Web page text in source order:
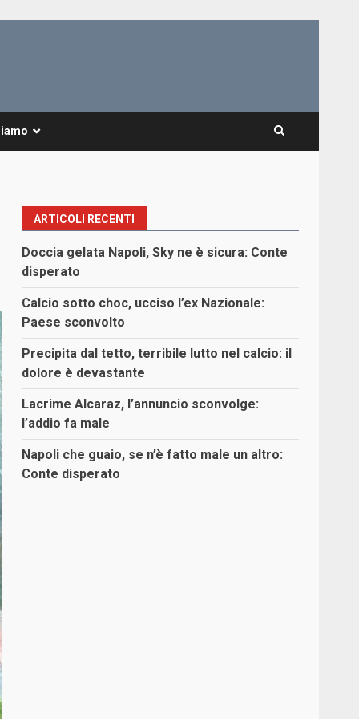
ARTICOLI RECENTI
Doccia gelata Napoli, Sky ne è sicura: Conte
disperato
Calcio sotto choc, ucciso l’ex Nazionale:
Paese sconvolto
Precipita dal tetto, terribile lutto nel calcio: il
dolore è devastante
Lacrime Alcaraz, l’annuncio sconvolge:
l’addio fa male
Napoli che guaio, se n’è fatto male un altro:
Conte disperato